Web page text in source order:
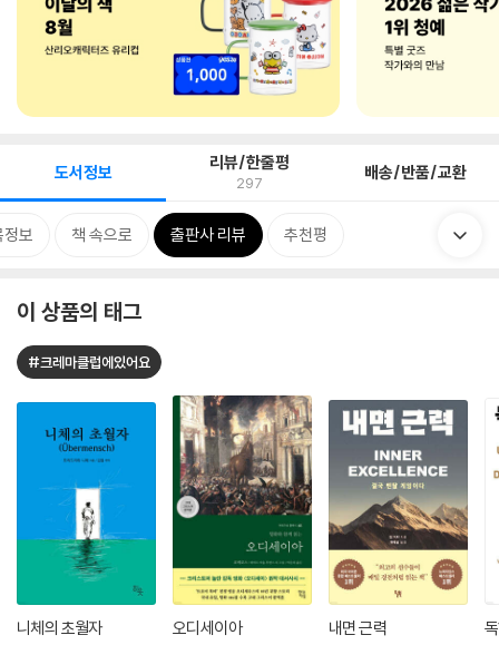
도서정보 리뷰/한줄평
297 배송/반품/교환
정보 책 속으로 출판사 리뷰 추천평
이 상품의 태그
#크레마클럽에있어요
니체의 초월자 오디세이아 내면 근력